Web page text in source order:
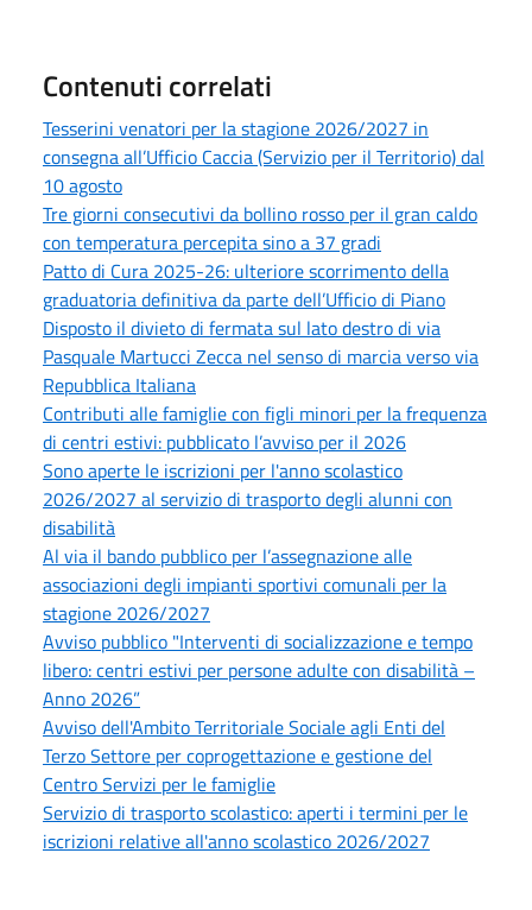
Contenuti correlati
Tesserini venatori per la stagione 2026/2027 in
consegna all’Ufficio Caccia (Servizio per il Territorio) dal
10 agosto
Tre giorni consecutivi da bollino rosso per il gran caldo
con temperatura percepita sino a 37 gradi
Patto di Cura 2025-26: ulteriore scorrimento della
graduatoria definitiva da parte dell’Ufficio di Piano
Disposto il divieto di fermata sul lato destro di via
Pasquale Martucci Zecca nel senso di marcia verso via
Repubblica Italiana
Contributi alle famiglie con figli minori per la frequenza
di centri estivi: pubblicato l’avviso per il 2026
Sono aperte le iscrizioni per l'anno scolastico
2026/2027 al servizio di trasporto degli alunni con
disabilità
Al via il bando pubblico per l’assegnazione alle
associazioni degli impianti sportivi comunali per la
stagione 2026/2027
Avviso pubblico "Interventi di socializzazione e tempo
libero: centri estivi per persone adulte con disabilità –
Anno 2026”
Avviso dell'Ambito Territoriale Sociale agli Enti del
Terzo Settore per coprogettazione e gestione del
Centro Servizi per le famiglie
Servizio di trasporto scolastico: aperti i termini per le
iscrizioni relative all'anno scolastico 2026/2027